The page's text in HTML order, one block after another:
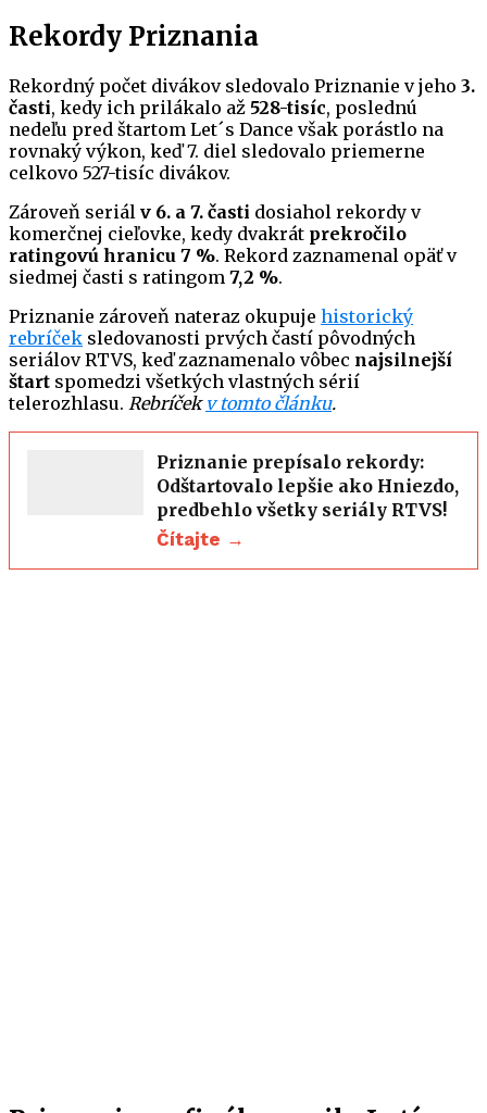
Rekordy Priznania
Rekordný počet divákov sledovalo Priznanie v jeho 3.
časti, kedy ich prilákalo až 528-tisíc, poslednú
nedeľu pred štartom Let´s Dance však porástlo na
rovnaký výkon, keď 7. diel sledovalo priemerne
celkovo 527-tisíc divákov.
Zároveň seriál v 6. a 7. časti dosiahol rekordy v
komerčnej cieľovke, kedy dvakrát prekročilo
ratingovú hranicu 7 %. Rekord zaznamenal opäť v
siedmej časti s ratingom 7,2 %.
Priznanie zároveň nateraz okupuje historický
rebríček sledovanosti prvých častí pôvodných
seriálov RTVS, keď zaznamenalo vôbec najsilnejší
štart spomedzi všetkých vlastných sérií
telerozhlasu. Rebríček v tomto článku.
Priznanie prepísalo rekordy:
Odštartovalo lepšie ako Hniezdo,
predbehlo všetky seriály RTVS!
Čítajte →